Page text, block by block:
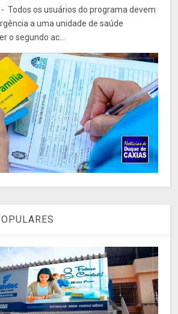
- Todos os usuários do programa devem
a uma unidade de saúde
o segundo ac...